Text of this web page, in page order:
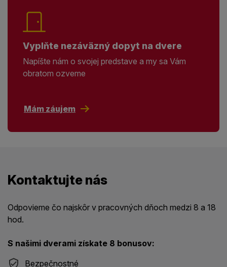
Vyplňte nezáväzný dopyt na dvere
Napíšte nám o svojej predstave a my sa Vám
obratom ozveme
Mám záujem
Kontaktujte nás
Odpovieme čo najskôr v pracovných dňoch medzi 8 a 18
hod.
S našimi dverami získate 8 bonusov:
Bezpečnostné